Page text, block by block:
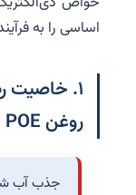
اساسی را به
روغن POE